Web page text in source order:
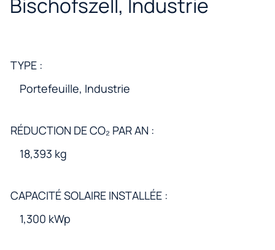
Bischofszell, Industrie
TYPE :
Portefeuille, Industrie
RÉDUCTION DE CO₂ PAR AN :
18,393 kg
CAPACITÉ SOLAIRE INSTALLÉE :
1,300 kWp